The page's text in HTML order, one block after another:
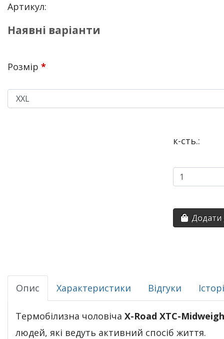
Артикул:
Наявні варіанти
Розмір *
к-сть.:
Додати
Опис Характеристики Відгуки
Термобілизна чоловіча X-Road XTC-
людей, які ведуть активний спосіб життя.